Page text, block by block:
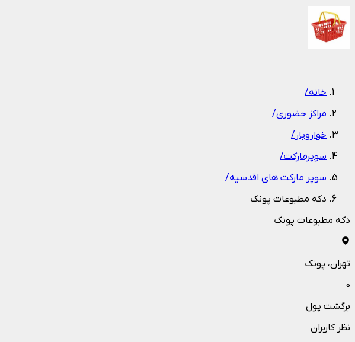
خانه/
مراکز حضوری/
خواروبار/
سوپرمارکت/
سوپر مارکت های اقدسیه/
دکه مطبوعات پونک
دکه مطبوعات پونک
تهران، پونک
0
برگشت پول
نظر کاربران